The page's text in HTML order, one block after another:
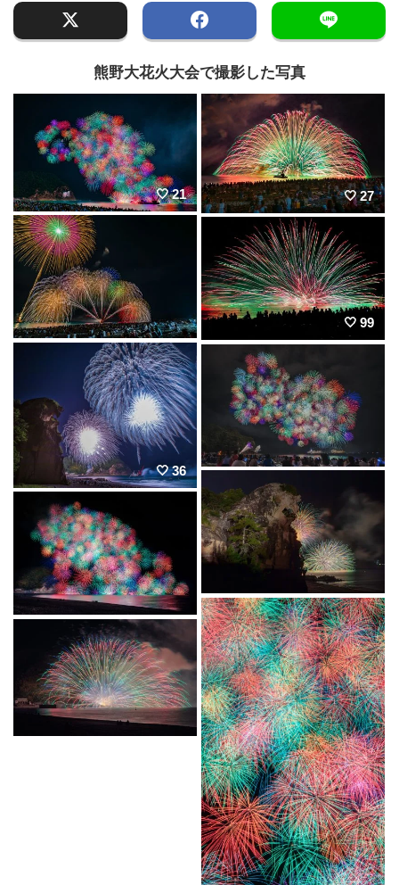
熊野大花火大会で撮影した写真
21 27
99
36